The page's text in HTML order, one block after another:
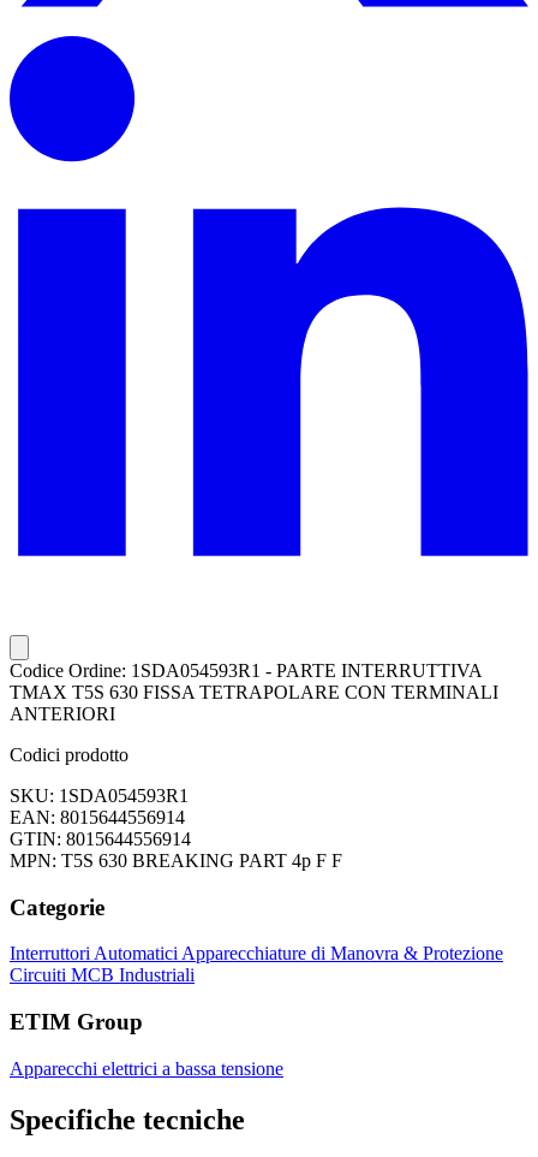
Codice Ordine: 1SDA054593R1 - PARTE INTERRUTTIVA
TMAX T5S 630 FISSA TETRAPOLARE CON TERMINALI
ANTERIORI
Codici prodotto
SKU: 1SDA054593R1
EAN: 8015644556914
GTIN: 8015644556914
MPN: T5S 630 BREAKING PART 4p F F
Categorie
Interruttori Automatici Apparecchiature di Manovra & Protezione
Circuiti MCB Industriali
ETIM Group
Apparecchi elettrici a bassa tensione
Specifiche tecniche